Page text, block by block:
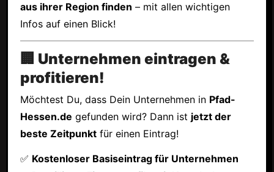
aus ihrer Region finden – mit allen wichtigen
Infos auf einen Blick!
🏢 Unternehmen eintragen &
profitieren!
Möchtest Du, dass Dein Unternehmen in Pfad-
Hessen.de gefunden wird? Dann ist jetzt der
beste Zeitpunktfür einen Eintrag!
✅ Kostenloser Basiseintrag für Unternehmen